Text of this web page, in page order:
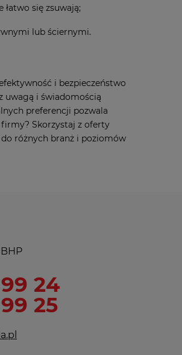
się zsuwają;
lub ściernymi.
i bezpieczeństwo
uwagą i świadomością
preferencji pozwala
firmy? Skorzystaj z oferty
do różnych branż i poziomów
24
25